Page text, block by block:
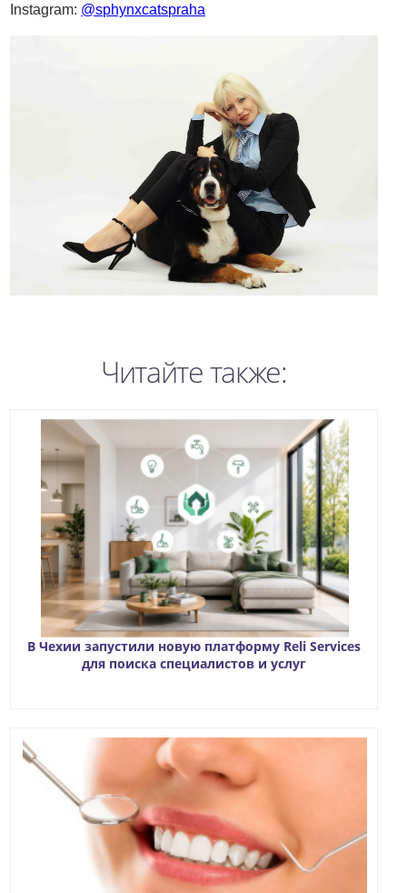
Instagram: @sphynxcatspraha
Читайте также:
В Чехии запустили новую платформу Reli Services
для поиска специалистов и услуг